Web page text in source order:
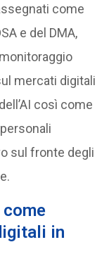
come
e del DMA,
mercati digitali
così come
sul fronte degli
in